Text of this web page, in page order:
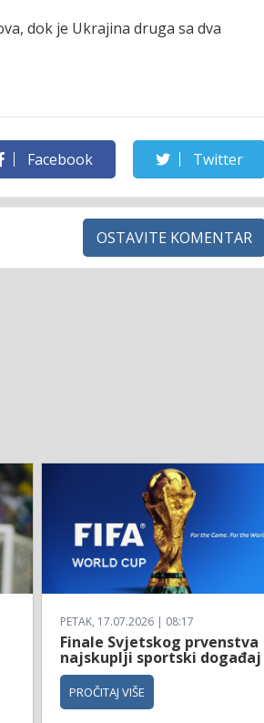
dok je Ukrajina druga sa dva
Facebook Twitter
OSTAVITE KOMENTAR
PETAK, 17.07.2026 | 08:17
Finale Svjetskog prvenstva
najskuplji sportski događaj
PROČITAJ VIŠE